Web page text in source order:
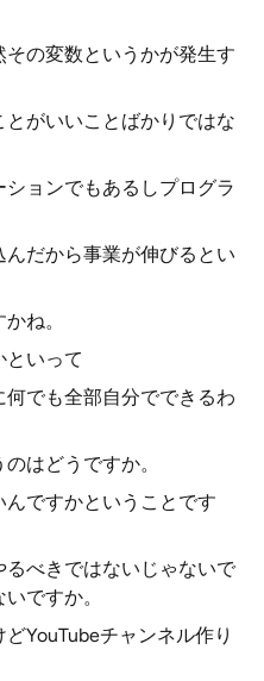
の変数というかが発生す
がいいことばかりではな
ョンでもあるしプログラ
だから事業が伸びるとい
ね。
といって
でも全部自分でできるわ
はどうですか。
ですかということです
べきではないじゃないで
ですか。
YouTubeチャンネル作り